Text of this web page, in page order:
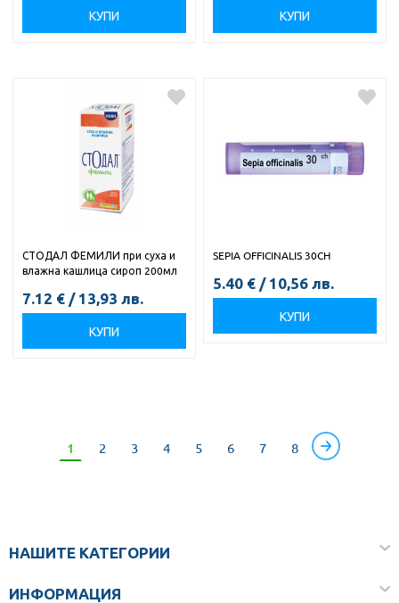
КУПИ КУПИ
СТОДАЛ ФЕМИЛИ при суха и
влажна кашлица сироп 200мл
7.12 € / 13,93 лв.
КУПИ
SEPIA OFFICINALIS 30CH
5.40 € / 10,56 лв.
КУПИ
1 2 3 4 5 6 7 8
НАШИТЕ КАТЕГОРИИ
ИНФОРМАЦИЯ